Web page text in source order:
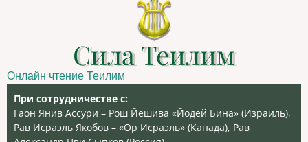
Сила Теилим
Онлайн чтение Теилим
При сотрудничестве с:
Гаон Янив Ассури – Рош Йешива «Йодей Бина» (Израиль),
Рав Исраэль Якобов – «Ор Исраэль» (Канада), Рав